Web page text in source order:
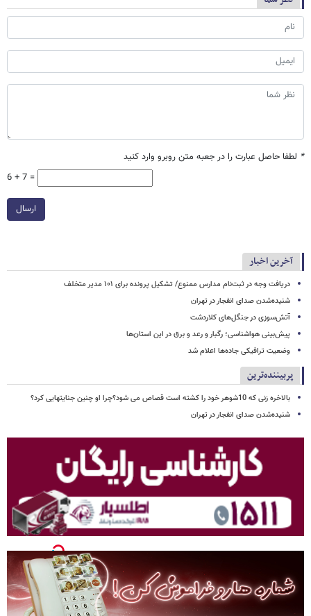
* لطفا حاصل عبارت را در جعبه متن روبرو وارد کنید
6 + 7 =
ارسال
آخرین اخبار
دریافت وجه در ثبت‌نام مدارس ممنوع/ تشکیل پرونده برای ۱۰۱ مدیر متخلف
شنیده‌شدن صدای انفجار در تهران
آتش‌سوزی در جنگل‌های کلاردشت
پیش‌بینی هواشناسی؛ رگبار و رعد و برق در این استان‌ها
وضعیت ترافیکی جاده‌ها اعلام شد
پربیننده‌ترین
بالاخره زنی که 10شوهر خود را کشته است قصاص می شود؟چرا او چنین جنایتهایی کرد؟
شنیده‌شدن صدای انفجار در تهران